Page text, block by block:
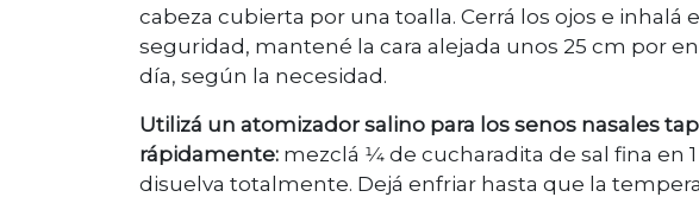
cabeza cubierta por una toalla. Cerrá los ojos e inhalá
seguridad, mantené la cara alejada unos 25 cm por
día, según la necesidad.
Utilizá un atomizador salino para los senos nasales
rápidamente: mezclá 1⁄4 de cucharadita de sal fina
disuelva totalmente. Dejá enfriar hasta que la